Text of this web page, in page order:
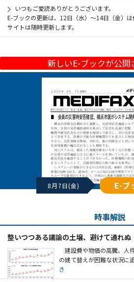
いつもご愛読ありがとうございます。
E-ブックの更新は、12日（水）～14日（金）
サイトは随時更新します。
新しいE-ブックが公開
8月7日(金) E-ブ
時事解説
整いつつある議論の土壌、避けて通れぬ
建設費や物価の高騰、人
の建て替えが困難な状況に
き